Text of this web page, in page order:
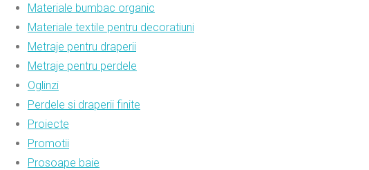
Materiale bumbac organic
Materiale textile pentru decoratiuni
Metraje pentru draperii
Metraje pentru perdele
Oglinzi
Perdele si draperii finite
Proiecte
Promotii
Prosoape baie